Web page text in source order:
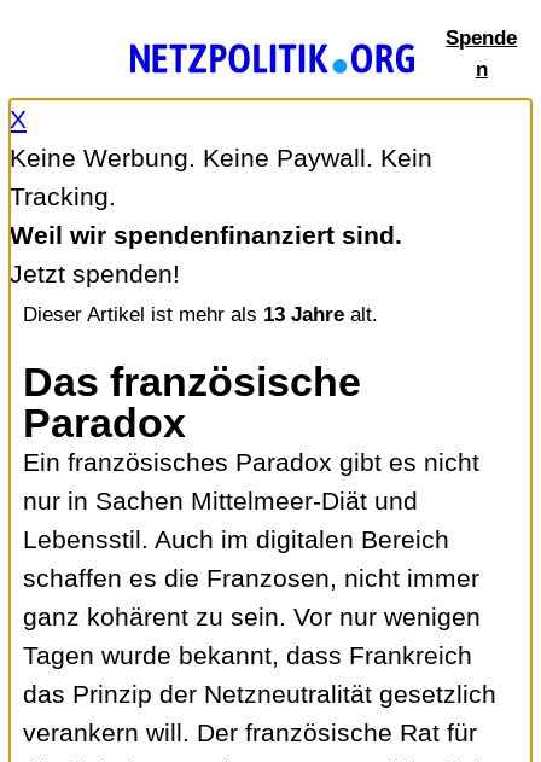
springen
Spende
n
X
Keine Werbung. Keine Paywall. Kein
Tracking.
Weil wir spendenfinanziert sind.
Jetzt spenden!
Dieser Artikel ist mehr als 13 Jahrealt.
Das französische
Paradox
Ein französisches Paradox gibt es nicht
nur in Sachen Mittelmeer-Diät und
Lebensstil. Auch im digitalen Bereich
schaffen es die Franzosen, nicht immer
ganz kohärent zu sein. Vor nur wenigen
Tagen wurde bekannt, dass Frankreich
das Prinzip der Netzneutralität gesetzlich
verankern will. Der französische Rat für